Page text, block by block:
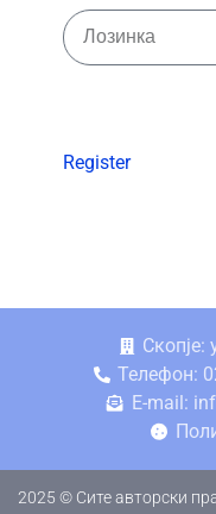
Register
Скопје:
Телефон:
E-mail:
2025 © Сите авторски